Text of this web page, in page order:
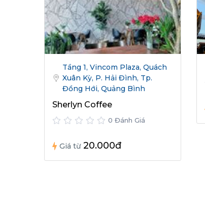
Tầng 1, Vincom Plaza, Quách
Xuân Kỳ, P. Hải Đình, Tp.
Đồng Hới, Quảng Bình
Sherlyn Coffee
0 Đánh Giá
Giá từ 20.000đ